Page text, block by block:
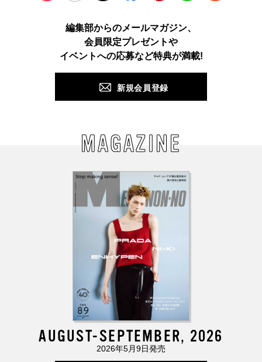
TikTok X Facebook Pinterest LINE
編集部からのメールマガジン、
会員限定プレゼントや
イベントへの応募など特典が満載!
新規会員登録
MAGAZINE
AUGUST-SEPTEMBER, 2026
2026年5月9日発売